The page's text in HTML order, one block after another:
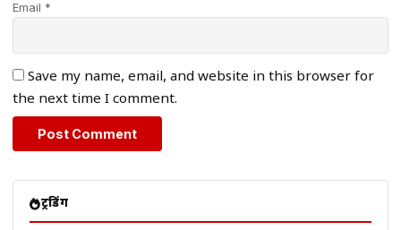
Email *
Save my name, email, and website in this browser for
the next time I comment.
ट्रेंडिंग